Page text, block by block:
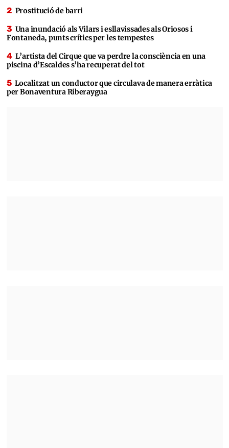
Prostitució de barri
Una inundació als Vilars i esllavissades als Oriosos i
Fontaneda, punts crítics per les tempestes
L’artista del Cirque que va perdre la consciència en una
piscina d’Escaldes s’ha recuperat del tot
Localitzat un conductor que circulava de manera erràtica
per Bonaventura Riberaygua